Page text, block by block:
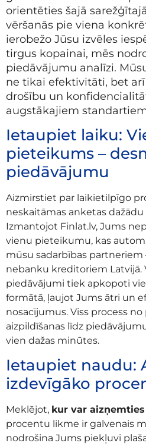
orientēties šajā
vēršanās pie viena
ierobežo Jūsu izvēles
tirgus kopainai, mēs
piedāvājumu analīzi.
ne tikai efektivitāti, bet
drošību un
augstākajiem
Ietaupiet laiku:
pieteikums –
piedāvājumu
Aizmirstiet par laikietilpīgo
neskaitāmas anketas dažādu
Izmantojot Finlat.lv, Jums
vienu pieteikumu, kas
mūsu sadarbības
nebanku kreditoriem Latvijā.
piedāvājumi tiek apkopoti
formātā, ļaujot Jums ātri un
nosacījumus. Viss process
aizpildīšanas līdz
vien dažas minūtes.
Ietaupiet naudu:
izdevīgāko
Meklējot, kur var
procentu likme ir galvenais
nodrošina Jums piekļuvi